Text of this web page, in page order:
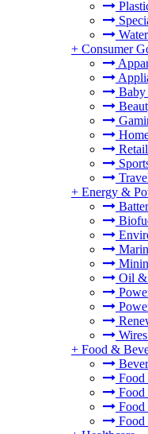
+ Consumer
Baby
+ Energy &
Oil &
+ Food &
Food
Food
Food
Food